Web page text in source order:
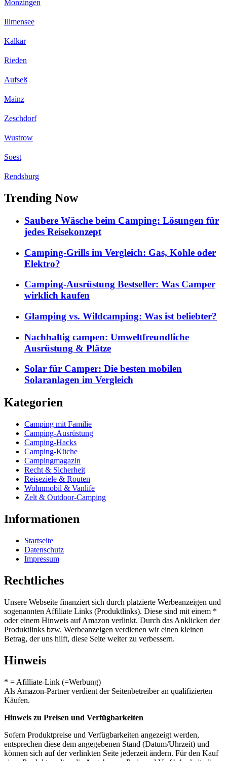
Monzingen
Illmensee
Kalkar
Rieden
Aufseß
Mainz
Zeschdorf
Wustrow
Soest
Rendsburg
Trending Now
Saubere Wäsche beim Camping: Lösungen für
jedes Reisekonzept
Camping-Grills im Vergleich: Gas, Kohle oder
Elektro?
Camping-Ausrüstung Bestseller: Was Camper
wirklich kaufen
Glamping vs. Wildcamping: Was ist beliebter?
Nachhaltig campen: Umweltfreundliche
Ausrüstung & Plätze
Solar für Camper: Die besten mobilen
Solaranlagen im Vergleich
Kategorien
Camping mit Familie
Camping-Ausrüstung
Camping-Hacks
Camping-Küche
Campingmagazin
Recht & Sicherheit
Reiseziele & Routen
Wohnmobil & Vanlife
Zelt & Outdoor-Camping
Informationen
Startseite
Datenschutz
Impressum
Rechtliches
Unsere Webseite finanziert sich durch platzierte Werbeanzeigen und
sogenannten Affiliate Links (Produktlinks). Diese sind mit einem *
oder einem Hinweis auf Amazon verlinkt. Durch das Anklicken der
Produktlinks bzw. Werbeanzeigen verdienen wir einen kleinen
Betrag, der uns hilft, diese Seite weiter zu verbessern.
Hinweis
* = Afilliate-Link (=Werbung)
Als Amazon-Partner verdient der Seitenbetreiber an qualifizierten
Käufen.
Hinweis zu Preisen und Verfügbarkeiten
Sofern Produktpreise und Verfügbarkeiten angezeigt werden,
entsprechen diese dem angegebenen Stand (Datum/Uhrzeit) und
können sich auf der verlinkten Seite jederzeit ändern. Für den Kauf